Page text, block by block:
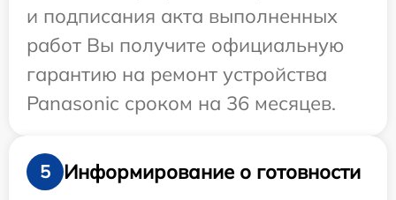
и подписания акта выполненных
работ Вы получите официальную
гарантию на ремонт устройства
Panasonic сроком на 36 месяцев.
5
Информирование о готовности